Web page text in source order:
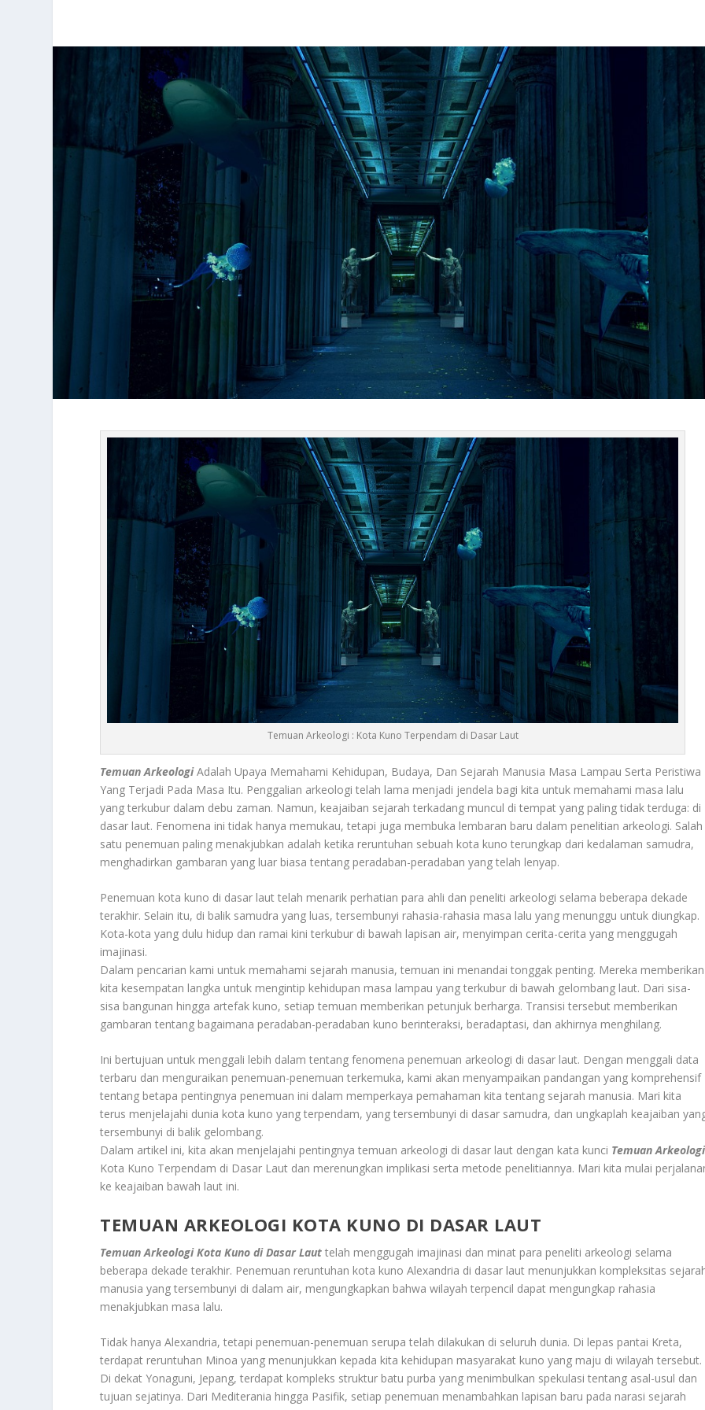
Temuan Arkeologi : Kota Kuno Terpendam di Dasar Laut
Temuan ArkeologiAdalah Upaya Memahami Kehidupan, Budaya, Dan Sejarah Manusia Masa Lampau Serta Peristiwa
Yang Terjadi Pada Masa Itu. Penggalian arkeologi telah lama menjadi jendela bagi kita untuk memahami masa lalu
yang terkubur dalam debu zaman. Namun, keajaiban sejarah terkadang muncul di tempat yang paling tidak terduga: di
dasar laut. Fenomena ini tidak hanya memukau, tetapi juga membuka lembaran baru dalam penelitian arkeologi. Salah
satu penemuan paling menakjubkan adalah ketika reruntuhan sebuah kota kuno terungkap dari kedalaman samudra,
menghadirkan gambaran yang luar biasa tentang peradaban-peradaban yang telah lenyap.
Penemuan kota kuno di dasar laut telah menarik perhatian para ahli dan peneliti arkeologi selama beberapa dekade
terakhir. Selain itu, di balik samudra yang luas, tersembunyi rahasia-rahasia masa lalu yang menunggu untuk diungkap.
Kota-kota yang dulu hidup dan ramai kini terkubur di bawah lapisan air, menyimpan cerita-cerita yang menggugah
imajinasi.
Dalam pencarian kami untuk memahami sejarah manusia, temuan ini menandai tonggak penting. Mereka memberikan
kita kesempatan langka untuk mengintip kehidupan masa lampau yang terkubur di bawah gelombang laut. Dari sisa-
sisa bangunan hingga artefak kuno, setiap temuan memberikan petunjuk berharga. Transisi tersebut memberikan
gambaran tentang bagaimana peradaban-peradaban kuno berinteraksi, beradaptasi, dan akhirnya menghilang.
Ini bertujuan untuk menggali lebih dalam tentang fenomena penemuan arkeologi di dasar laut. Dengan menggali data
terbaru dan menguraikan penemuan-penemuan terkemuka, kami akan menyampaikan pandangan yang komprehensif
tentang betapa pentingnya penemuan ini dalam memperkaya pemahaman kita tentang sejarah manusia. Mari kita
terus menjelajahi dunia kota kuno yang terpendam, yang tersembunyi di dasar samudra, dan ungkaplah keajaiban
tersembunyi di balik gelombang.
Dalam artikel ini, kita akan menjelajahi pentingnya temuan arkeologi di dasar laut dengan kata kunci Temuan Arkeologi
Kota Kuno Terpendam di Dasar Laut dan merenungkan implikasi serta metode penelitiannya. Mari kita mulai
ke keajaiban bawah laut ini.
TEMUAN ARKEOLOGI KOTA KUNO DI DASAR LAUT
Temuan Arkeologi Kota Kuno di Dasar Laut telah menggugah imajinasi dan minat para peneliti arkeologi selama
beberapa dekade terakhir. Penemuan reruntuhan kota kuno Alexandria di dasar laut menunjukkan kompleksitas
manusia yang tersembunyi di dalam air, mengungkapkan bahwa wilayah terpencil dapat mengungkap rahasia
menakjubkan masa lalu.
Tidak hanya Alexandria, tetapi penemuan-penemuan serupa telah dilakukan di seluruh dunia. Di lepas pantai Kreta,
terdapat reruntuhan Minoa yang menunjukkan kepada kita kehidupan masyarakat kuno yang maju di wilayah tersebut.
Di dekat Yonaguni, Jepang, terdapat kompleks struktur batu purba yang menimbulkan spekulasi tentang asal-usul dan
tujuan sejatinya. Dari Mediterania hingga Pasifik, setiap penemuan menambahkan lapisan baru pada narasi sejarah